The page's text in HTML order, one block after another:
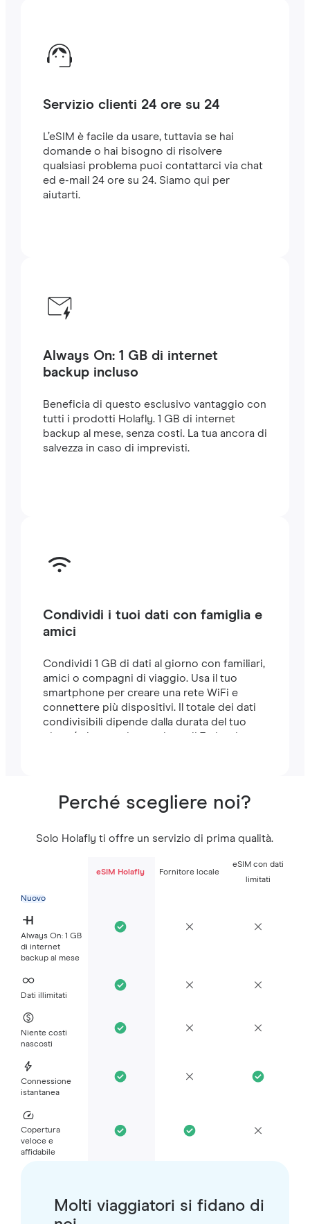
Servizio clienti 24 ore su 24
L’eSIM è facile da usare, tuttavia se hai
domande o hai bisogno di risolvere
qualsiasi problema puoi contattarci via chat
ed e-mail 24 ore su 24. Siamo qui per
aiutarti.
Always On: 1 GB di internet
backup incluso
Beneficia di questo esclusivo vantaggio con
tutti i prodotti Holafly. 1 GB di internet
backup al mese, senza costi. La tua ancora di
salvezza in caso di imprevisti.
Condividi i tuoi dati con famiglia e
amici
Condividi 1 GB di dati al giorno con familiari,
amici o compagni di viaggio. Usa il tuo
smartphone per creare una rete WiFi e
connettere più dispositivi. Il totale dei dati
condivisibili dipende dalla durata del tuo
piano (ad esempio, un piano di 7 giorni
Perché scegliere noi?
Solo Holafly ti offre un servizio di prima qualità.
eSIM Holafly Fornitore locale
eSIM con dati
limitati
Nuovo
Always On: 1 GB
di internet
backup al mese
Dati illimitati
Niente costi
nascosti
Connessione
istantanea
Copertura
veloce e
affidabile
Molti viaggiatori si fidano di